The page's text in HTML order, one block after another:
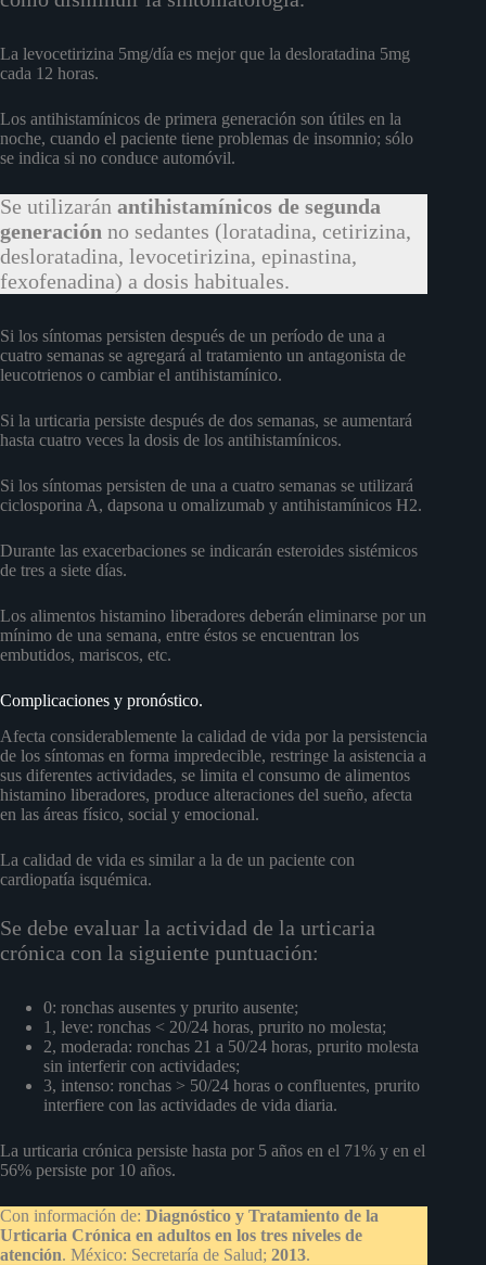
La levocetirizina 5mg/día es mejor que la desloratadina 5mg
cada 12 horas.
Los antihistamínicos de primera generación son útiles en la
noche, cuando el paciente tiene problemas de insomnio; sólo
se indica si no conduce automóvil.
Se utilizarán antihistamínicos de segunda
generación no sedantes (loratadina, cetirizina,
desloratadina, levocetirizina, epinastina,
fexofenadina) a dosis habituales.
Si los síntomas persisten después de un período de una a
cuatro semanas se agregará al tratamiento un antagonista de
leucotrienos o cambiar el antihistamínico.
Si la urticaria persiste después de dos semanas, se aumentará
hasta cuatro veces la dosis de los antihistamínicos.
Si los síntomas persisten de una a cuatro semanas se utilizará
ciclosporina A, dapsona u omalizumab y antihistamínicos H2.
Durante las exacerbaciones se indicarán esteroides sistémicos
de tres a siete días.
Los alimentos histamino liberadores deberán eliminarse por un
mínimo de una semana, entre éstos se encuentran los
embutidos, mariscos, etc.
Complicaciones y pronóstico.
Afecta considerablemente la calidad de vida por la persistencia
de los síntomas en forma impredecible, restringe la asistencia a
sus diferentes actividades, se limita el consumo de alimentos
histamino liberadores, produce alteraciones del sueño, afecta
en las áreas físico, social y emocional.
La calidad de vida es similar a la de un paciente con
cardiopatía isquémica.
Se debe evaluar la actividad de la urticaria
crónica con la siguiente puntuación:
0: ronchas ausentes y prurito ausente;
1, leve: ronchas < 20/24 horas, prurito no molesta;
2, moderada: ronchas 21 a 50/24 horas, prurito molesta
sin interferir con actividades;
3, intenso: ronchas > 50/24 horas o confluentes, prurito
interfiere con las actividades de vida diaria.
La urticaria crónica persiste hasta por 5 años en el 71% y en el
56% persiste por 10 años.
Con información de: Diagnóstico y Tratamiento de la
Urticaria Crónica en adultos en los tres niveles de
atención. México: Secretaría de Salud; 2013.